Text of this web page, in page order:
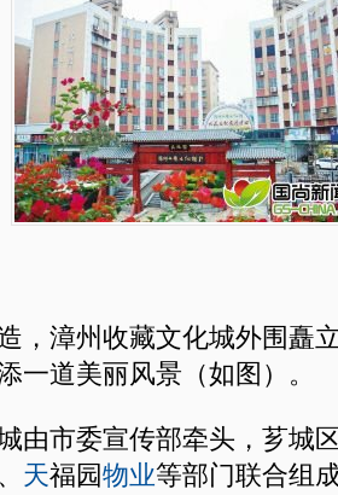
，漳州收藏文化城外围矗
一道美丽风景（如图）。
由市委宣传部牵头，芗城
天福园物业等部门联合组